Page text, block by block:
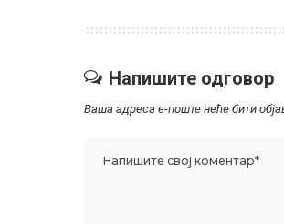
Напишите одговор
Ваша адреса е-поште неће бити